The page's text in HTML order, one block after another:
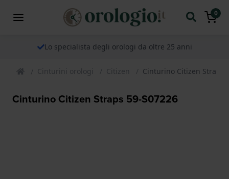
0
Lo specialista degli orologi da oltre 25 anni
Cinturini orologi Citizen Cinturino Citizen Straps
Cinturino Citizen Straps 59-S07226